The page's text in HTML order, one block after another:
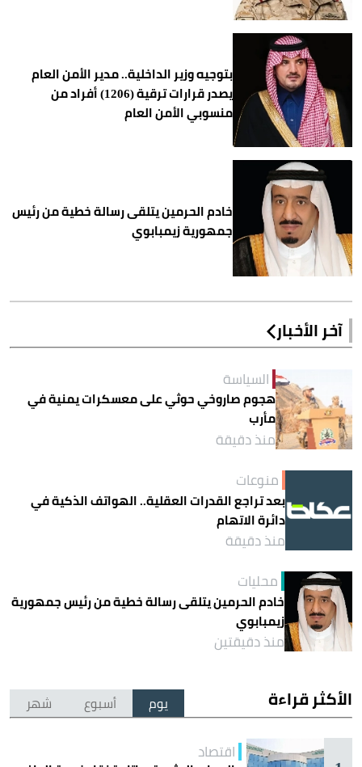
بتوجيه وزير الداخلية.. مدير الأمن العام
يصدر قرارات ترقية (1206) أفراد من
منسوبي الأمن العام
خادم الحرمين يتلقى رسالة خطية من رئيس
جمهورية زيمبابوي
آخر الأخبار
السياسة
هجوم صاروخي حوثي على معسكرات يمنية في
مأرب
منذ دقيقة
منوعات
بعد تراجع القدرات العقلية.. الهواتف الذكية في
دائرة الاتهام
منذ دقيقة
محليات
خادم الحرمين يتلقى رسالة خطية من رئيس جمهورية
زيمبابوي
منذ دقيقتين
الأكثر قراءة يوم أسبوع شهر
اقتصاد